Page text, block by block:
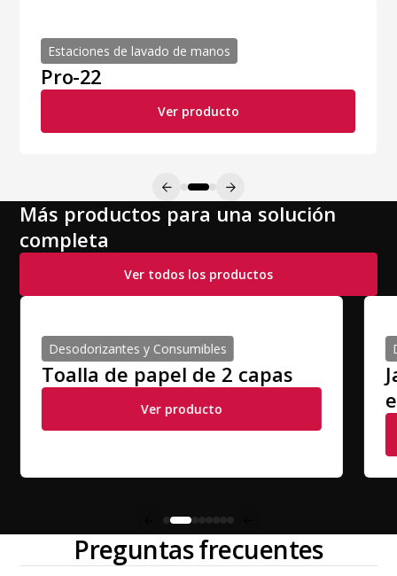
Estaciones de lavado de manos
Pro-22
Ver producto
Más productos para una solución
completa
Ver todos los productos
Desodorizantes y Consumibles
Toalla de papel de 2 capas
Ver producto
Preguntas frecuentes